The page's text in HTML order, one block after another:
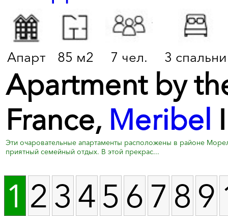
Апарт 85 м2 7 чел. 3 спальни
Apartment by
France, Meribel
Эти очаровательные апартаменты расположены в районе
приятный семейный отдых. В этой прекрас...
1 2 3 45 6 7 8 9